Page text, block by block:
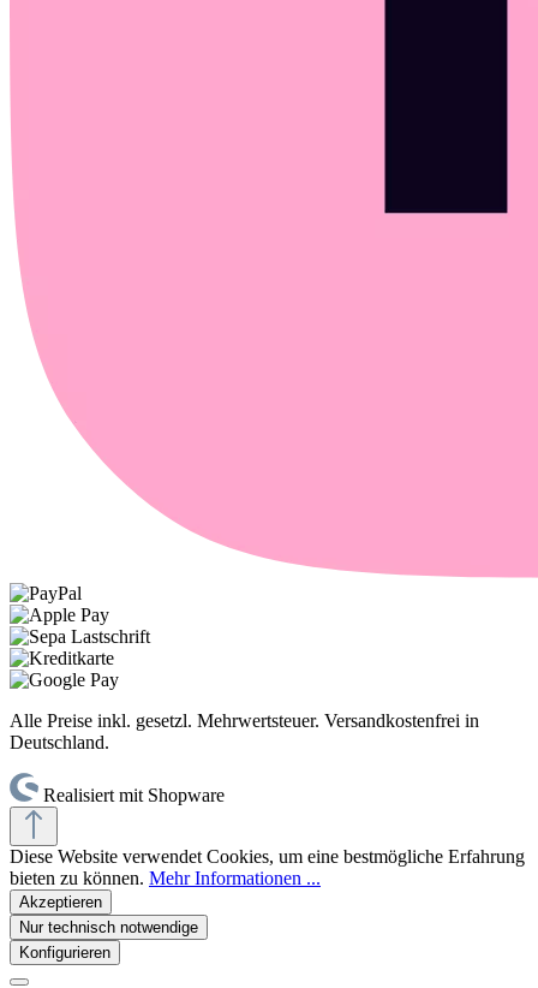
Alle Preise inkl. gesetzl. Mehrwertsteuer. Versandkostenfrei in
Deutschland.
Realisiert mit Shopware
Diese Website verwendet Cookies, um eine bestmögliche Erfahrung
bieten zu können. Mehr Informationen ...
Akzeptieren
Nur technisch notwendige
Konfigurieren